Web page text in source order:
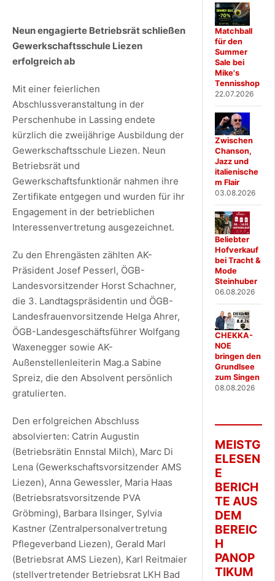
Neun engagierte Betriebsrät schließen
Gewerkschaftsschule Liezen
erfolgreich ab
Mit einer feierlichen
Abschlussveranstaltung in der
Perschenhube in Lassing endete
kürzlich die zweijährige Ausbildung der
Gewerkschaftsschule Liezen. Neun
Betriebsrät und
Gewerkschaftsfunktionär nahmen ihre
Zertifikate entgegen und wurden für ihr
Engagement in der betrieblichen
Interessenvertretung ausgezeichnet.
Zu den Ehrengästen zählten AK-
Präsident Josef Pesserl, ÖGB-
Landesvorsitzender Horst Schachner,
die 3. Landtagspräsidentin und ÖGB-
Landesfrauenvorsitzende Helga Ahrer,
ÖGB-Landesgeschäftsführer Wolfgang
Waxenegger sowie AK-
Außenstellenleiterin Mag.a Sabine
Spreiz, die den Absolvent persönlich
gratulierten.
Den erfolgreichen Abschluss
absolvierten: Catrin Augustin
(Betriebsrätin Ennstal Milch), Marc Di
Lena (Gewerkschaftsvorsitzender AMS
Liezen), Anna Gewessler, Maria Haas
(Betriebsratsvorsitzende PVA
Gröbming), Barbara Ilsinger, Sylvia
Kastner (Zentralpersonalvertretung
Pflegeverband Liezen), Gerald Marl
(Betriebsrat AMS Liezen), Karl Reitmaier
(stellvertretender Betriebsrat LKH Bad
Matchball
für den
Summer
Sale bei
Mike's
Tennisshop
22.07.2026
Zwischen
Chanson,
Jazz und
italienische
m Flair
03.08.2026
Beliebter
Hofverkauf
bei Tracht &
Mode
Steinhuber
06.08.2026
CHEKKA-
NOE
bringen den
Grundlsee
zum Singen
08.08.2026
MEISTG
ELESEN
E
BERICH
TE AUS
DEM
BEREIC
H
PANOP
TIKUM